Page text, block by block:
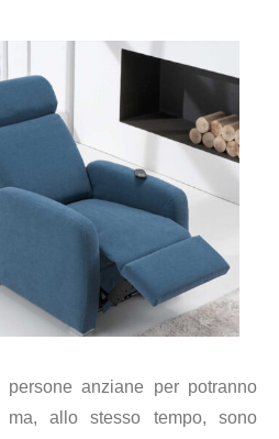
anziane per potranno
ma, allo stesso tempo, sono